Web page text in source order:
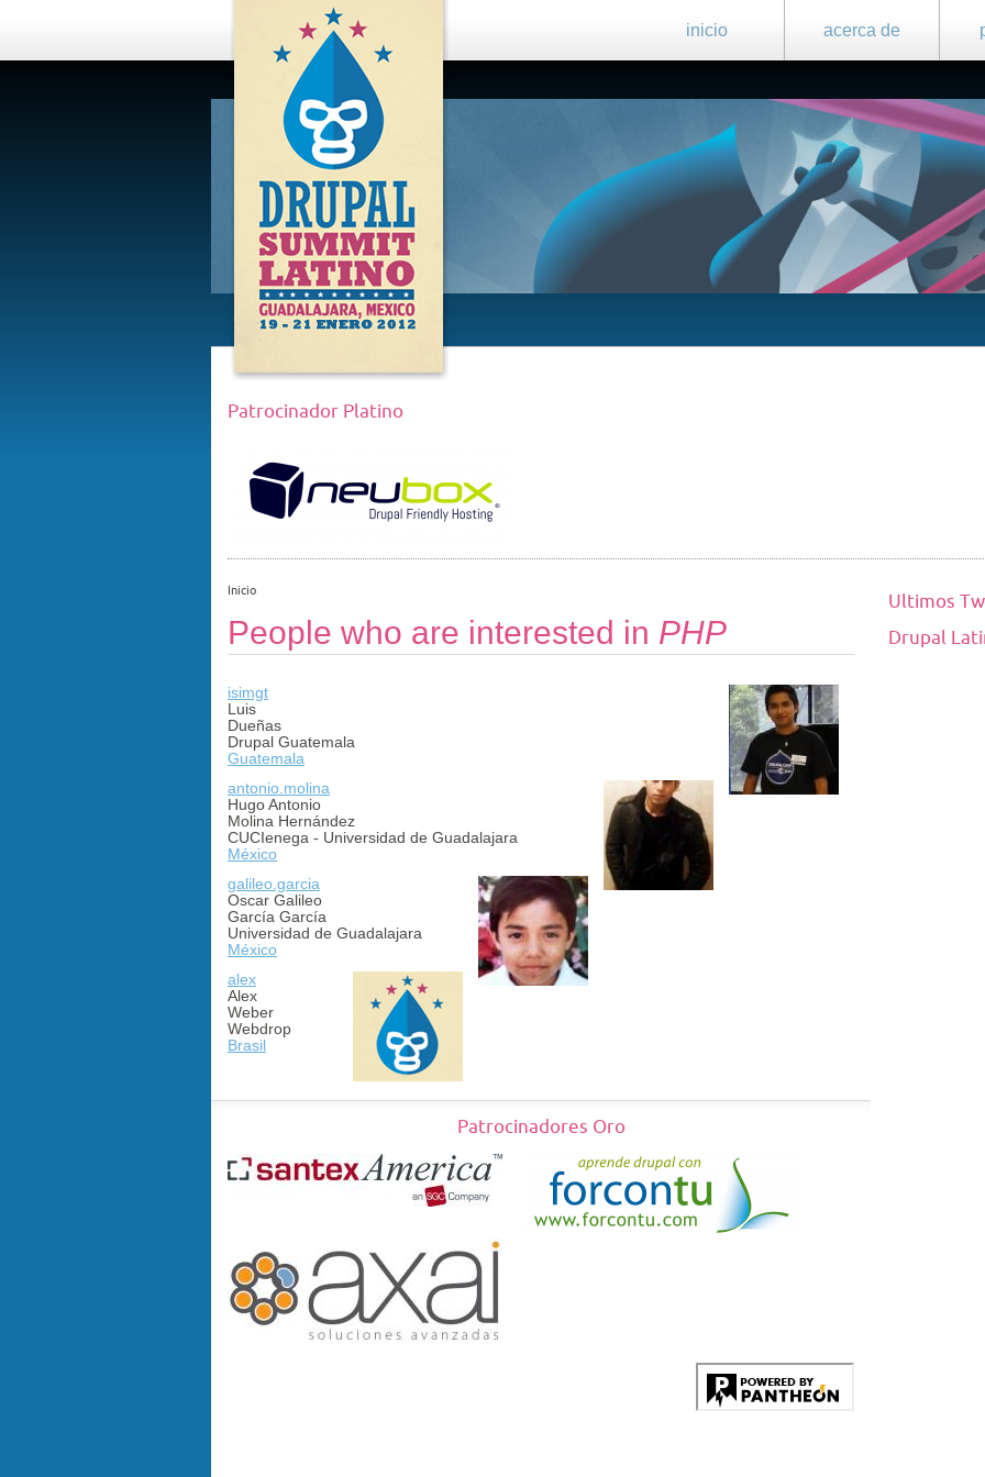
inicio acerca de
DRUPAL
SUMMIT
LATINO,
GUADALAJARA
2012
Patrocinador Platino
Inicio
People who are interested in PHP
isimgt
Luis
Dueñas
Drupal Guatemala
Guatemala
antonio.molina
Hugo Antonio
Molina Hernández
CUCIenega - Universidad de Guadalajara
México
galileo.garcia
Oscar Galileo
García García
Universidad de Guadalajara
México
alex
Alex
Weber
Webdrop
Brasil
Patrocinadores Oro
Ultimos
Drupal